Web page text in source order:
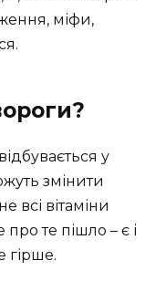
міфи,
у
змінити
всі вітаміни
те пішло – є і
гірше.